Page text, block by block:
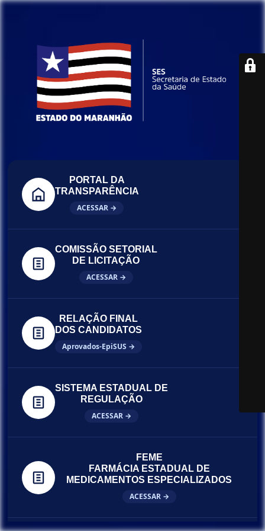
PORTAL DA
TRANSPARÊNCIA
ACESSAR →
COMISSÃO SETORIAL
DE LICITAÇÃO
ACESSAR →
RELAÇÃO FINAL
DOS CANDIDATOS
Aprovados-EpiSUS →
SISTEMA ESTADUAL DE
REGULAÇÃO
ACESSAR →
FEME
FARMÁCIA ESTADUAL DE
MEDICAMENTOS ESPECIALIZADOS
ACESSAR →